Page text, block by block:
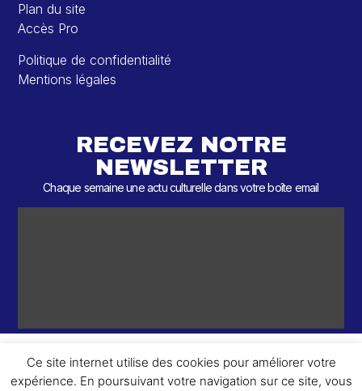
Plan du site
Accès Pro
Politique de confidentialité
Mentions légales
RECEVEZ NOTRE
NEWSLETTER
Chaque semaine une actu culturelle dans votre boîte email
Ce site internet utilise des cookies pour améliorer votre
expérience. En poursuivant votre navigation sur ce site, vous